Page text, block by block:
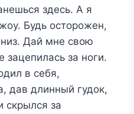
здесь. А я
Будь осторожен,
Дай мне свою
зацепилась за ноги.
в себя,
дав длинный гудок,
скрылся за